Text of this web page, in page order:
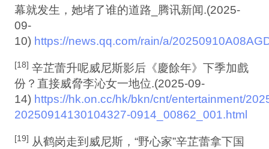
幕就发生，她堵了谁的道路_腾讯新闻.(2025-
09-
10) https://news.qq.com/rain/a/
[18] 辛芷蕾升呢威尼斯影后《慶餘年》下季加戲
份？直接威脅李沁女一地位.(2025-09-
14) https://hk.on.cc/hk/bkn/cnt/entertainment/
20250914130104327-0914_00862_001.html
[19] 从鹤岗走到威尼斯，“野心家”辛芷蕾拿下国